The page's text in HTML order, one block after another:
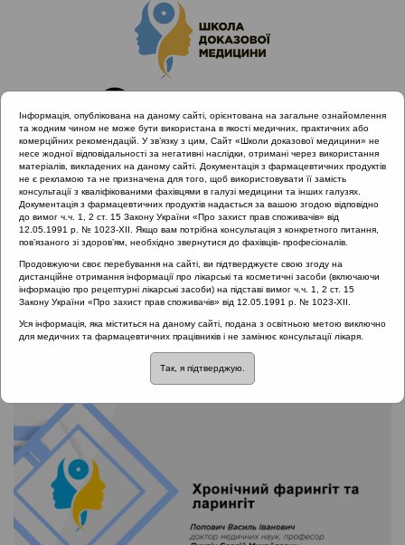
Головна Клінічний розбір
Спеціальні випуски
Хронічний фарингіт та ларингіт
Рубрика:
Спеціальні випуски
Хронічний фарингіт та
ларингіт
Інформація, опублікована на даному сайті, орієнтована на загальне ознайомлення
та жодним чином не може бути використана в якості медичних, практичних або
комерційних рекомендацій. У зв’язку з цим, Сайт «Школи доказової медицини» не
несе жодної відповідальності за негативні наслідки, отримані через використання
матеріалів, викладених на даному сайті. Документація з фармацевтичних продуктів
не є рекламою та не призначена для того, щоб використовувати її замість
консультації з кваліфікованими фахівцями в галузі медицини та інших галузях.
Документація з фармацевтичних продуктів надається за вашою згодою відповідно
до вимог ч.ч. 1, 2 ст. 15 Закону України «Про захист прав споживачів» від
12.05.1991 р. № 1023-XII. Якщо вам потрібна консультація з конкретного питання,
пов’язаного зі здоров’ям, необхідно звернутися до фахівців- професіоналів.
Продовжуючи своє перебування на сайті, ви підтверджуєте свою згоду на
дистанційне отримання інформації про лікарські та косметичні засоби (включаючи
інформацію про рецептурні лікарські засоби) на підставі вимог ч.ч. 1, 2 ст. 15
Закону України «Про захист прав споживачів» від 12.05.1991 р. № 1023-XII.
Уся інформація, яка міститься на даному сайті, подана з освітньою метою виключно
для медичних та фармацевтичних працівників і не замінює консультації лікаря.
Так, я підтверджую.